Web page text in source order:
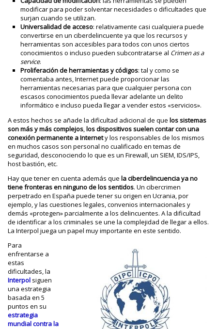
modificar para poder solventar necesidades o dificultades que
surjan cuando se utilizan.
Universalidad de acceso: relativamente casi cualquiera puede
convertirse en un ciberdelincuente ya que los recursos y
herramientas son accesibles para todos con unos ciertos
conocimientos o incluso pueden subcontratarse al Crimen as a
service.
Proliferación de herramientas y códigos: tal y como se
comentaba antes, Internet puede proporcionar las
herramientas necesarias para que cualquier persona con
escasos conocimientos pueda llevar adelante un delito
informático e incluso pueda llegar a vender estos «servicios».
A estos hechos se añade la dificultad adicional de quelos sistemas
son más y más complejos,los dispositivos suelen contar con una
conexión permanente a Internety los responsables de los mismos
en muchos casos son personal no cualificado en temas de
seguridad, desconociendo lo que es un Firewall, un SIEM, IDS/IPS,
host bastión, etc.
Hay que tener en cuenta además quela ciberdelincuencia ya no
tiene fronteras en ninguno de los sentidos. Un cibercrimen
perpetrado en España puede tener su origen en Ucrania, por
ejemplo, y las cuestiones legales, convenios internacionales y
demás «protegen» parcialmente a los delincuentes. A la dificultad
de identificar a los criminales se une la complejidad de llegar a ellos.
La Interpol juega un papel muy importante en este sentido.
Para
enfrentarse a
estas
dificultades, la
Interpol siguen
una estrategia
basada en 5
puntos en su
estrategia
mundial contra la